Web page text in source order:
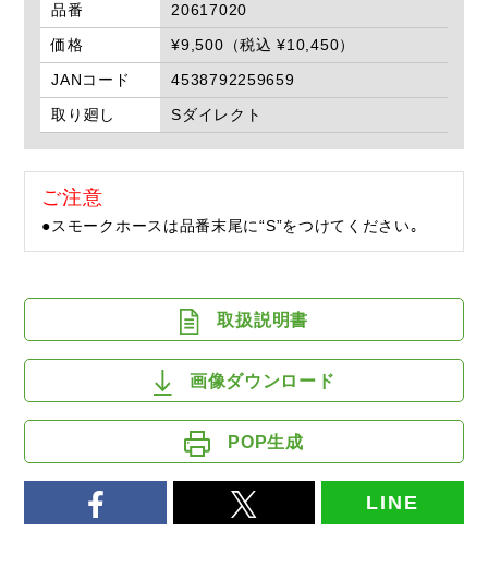
品番
20617020
価格
¥9,500（税込 ¥10,450）
JANコード
4538792259659
取り廻し
Sダイレクト
ご注意
●スモークホースは品番末尾に“S”をつけてください｡
取扱説明書
画像ダウンロード
POP生成
LINE